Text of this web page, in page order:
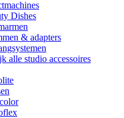
Dishes
& adapters
alle studio accessoires